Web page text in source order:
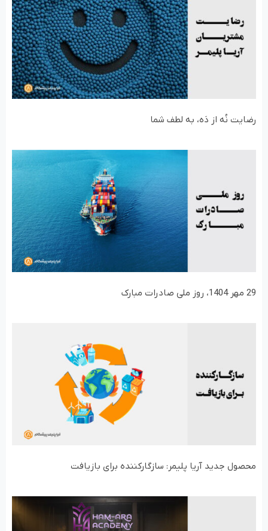
رضایت نُه از دَه، به لطف شما
29 مهر 1404، روز ملی صادرات مبارک
محصول جدید آریا پلیمر: سازگارکننده برای بازیافت